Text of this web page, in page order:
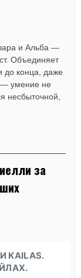
и Альба —
Объединяет
до конца, даже
— умение не
несбыточной,
за